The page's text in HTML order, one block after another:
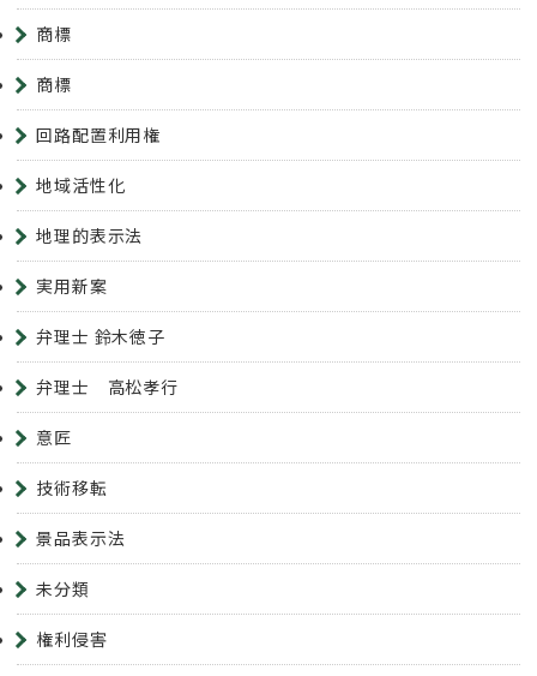
商標
商標
回路配置利用権
地域活性化
地理的表示法
実用新案
弁理士 鈴木徳子
弁理士 高松孝行
意匠
技術移転
景品表示法
未分類
権利侵害